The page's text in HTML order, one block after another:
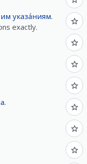
указа́ниям.
exactly.
.